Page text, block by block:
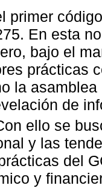
primer
En esta
bajo el
prácticas
la
de
ello se
y las
del
y